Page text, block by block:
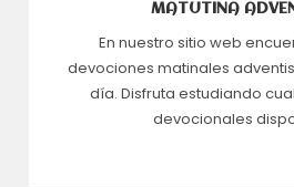
MATUTINA
En nuestro sitio web
devociones matinales
día. Disfruta estudiando
devocionales